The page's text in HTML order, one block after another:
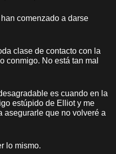
comenzado a darse
clase de contacto con la
conmigo. No está tan mal
es cuando en la
estúpido de Elliot y me
asegurarle que no volveré a
lo mismo.